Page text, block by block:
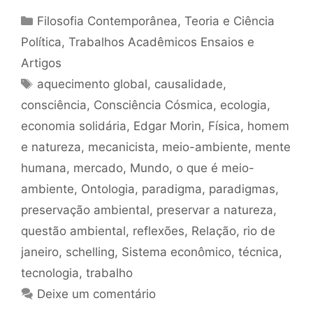
Categorias
Filosofia Contemporânea,Teoria e Ciência
Política, Trabalhos Acadêmicos Ensaios e
Artigos
Tags
aquecimento global, causalidade,
consciência, Consciência Cósmica, ecologia,
economia solidária, Edgar Morin, Física, homem
e natureza, mecanicista, meio-ambiente, mente
humana, mercado, Mundo, o que é meio-
ambiente, Ontologia, paradigma, paradigmas,
preservação ambiental, preservar a natureza,
questão ambiental, reflexões, Relação, rio de
janeiro, schelling, Sistema econômico, técnica,
tecnologia, trabalho
Deixe um comentário